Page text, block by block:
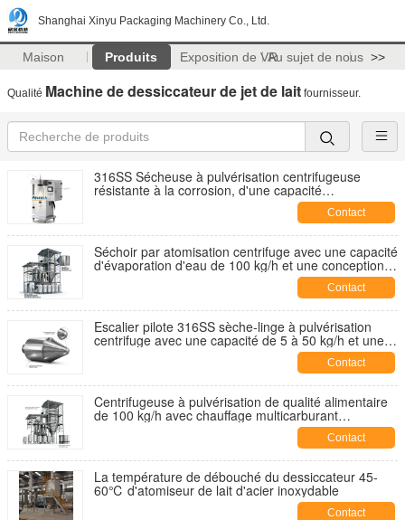
Shanghai Xinyu Packaging Machinery Co., Ltd.
Maison Produits Exposition de VRAu sujet de nous >>
Qualité Machine de dessiccateur de jet de lait fournisseur.
316SS Sécheuse à pulvérisation centrifugeuse
résistante à la corrosion, d'une capacité
d'évaporation de 80 kg/h, destinée au traitement de
Contact
Séchoir par atomisation centrifuge avec une capacité
d'évaporation d'eau de 100 kg/h et une conception
résistante à l'usure pour le traitement de poudres
Contact
Escalier pilote 316SS sèche-linge à pulvérisation
centrifuge avec une capacité de 5 à 50 kg/h et une
Contact
Centrifugeuse à pulvérisation de qualité alimentaire
de 100 kg/h avec chauffage multicarburant
configurable et conception à changement rapide
Contact
La température de débouché du dessiccateur 45-
60℃ d'atomiseur de lait d'acier inoxydable
Contact